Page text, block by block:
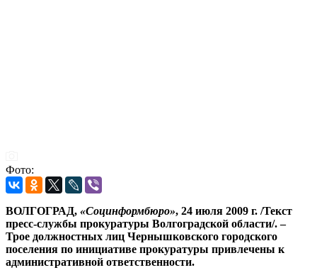
Фото:
ВОЛГОГРАД, «Социнформбюро», 24 июля 2009 г. /Текст
пресс-службы прокуратуры Волгоградской области/. –
Трое должностных лиц Чернышковского городского
поселения по инициативе прокуратуры привлечены к
административной ответственности.